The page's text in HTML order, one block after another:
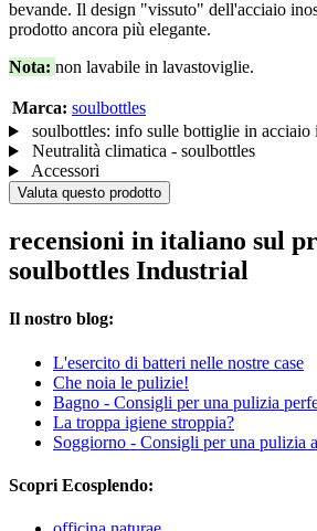
bevande. Il design "vissuto" dell'acciaio
prodotto ancora più elegante.
Nota: non lavabile in lavastoviglie.
Marca: soulbottles
soulbottles: info sulle bottiglie in acciaio
Neutralità climatica - soulbottles
Accessori
Valuta questo prodotto
recensioni in italiano sul
soulbottles Industrial
Il nostro blog:
L'esercito di batteri nelle nostre case
Che noia le pulizie!
Bagno - Consigli per una pulizia
La troppa igiene stroppia?
Soggiorno - Consigli per una pulizia
Scopri Ecosplendo: